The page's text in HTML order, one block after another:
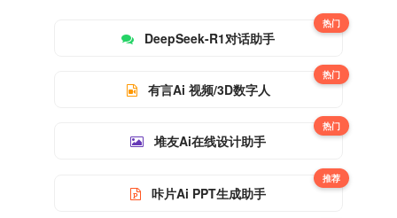
DeepSeek-R1对话助手
热门
有言Ai 视频/3D数字人
热门
堆友Ai在线设计助手
热门
咔片Ai PPT生成助手
推荐